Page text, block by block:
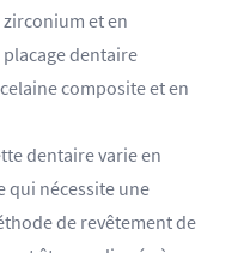
et en
dentaire
composite et en
dentaire varie en
qui nécessite une
de revêtement de